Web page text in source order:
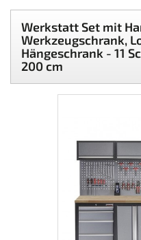
Werkstatt Set mit
Werkzeugschrank,
Hängeschrank - 11
200 cm